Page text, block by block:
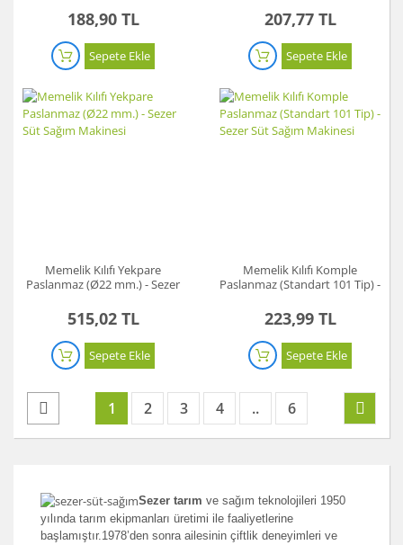
188,90 TL
Sepete Ekle
207,77 TL
Sepete Ekle
Memelik Kılıfı Yekpare
Paslanmaz (Ø22 mm.) - Sezer
515,02 TL
Sepete Ekle
Memelik Kılıfı Komple
Paslanmaz (Standart 101 Tip) -
223,99 TL
Sepete Ekle
1 2 3 4 .. 6
Sezer tarım ve sağım teknolojileri 1950
yılında tarım ekipmanları üretimi ile faaliyetlerine
başlamıştır.1978’den sonra ailesinin çiftlik deneyimleri ve